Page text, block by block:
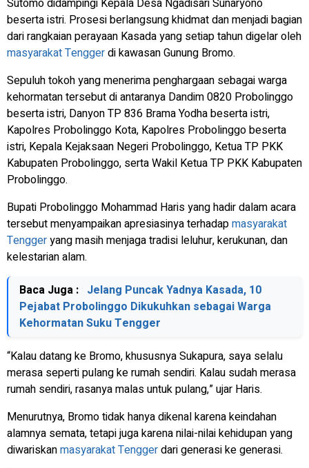
Sutomo didampingi Kepala Desa Ngadisari Sunaryono
beserta istri. Prosesi berlangsung khidmat dan menjadi bagian
dari rangkaian perayaan Kasada yang setiap tahun digelar oleh
masyarakat Tenggerdi kawasan Gunung Bromo.
Sepuluh tokoh yang menerima penghargaan sebagai warga
kehormatan tersebut di antaranya Dandim 0820 Probolinggo
beserta istri, Danyon TP 836 Brama Yodha beserta istri,
Kapolres Probolinggo Kota, Kapolres Probolinggo beserta
istri, Kepala Kejaksaan Negeri Probolinggo, Ketua TP PKK
Kabupaten Probolinggo, serta Wakil Ketua TP PKK Kabupaten
Probolinggo.
Bupati Probolinggo Mohammad Haris yang hadir dalam acara
tersebut menyampaikan apresiasinya terhadapmasyarakat
Tenggeryang masih menjaga tradisi leluhur, kerukunan, dan
kelestarian alam.
Baca Juga : Jelang Puncak Yadnya Kasada, 10
Pejabat Probolinggo Dikukuhkan sebagai Warga
Kehormatan Suku Tengger
“Kalau datang ke Bromo, khususnya Sukapura, saya selalu
merasa seperti pulang ke rumah sendiri. Kalau sudah merasa
rumah sendiri, rasanya malas untuk pulang,” ujar Haris.
Menurutnya, Bromo tidak hanya dikenal karena keindahan
alamnya semata, tetapi juga karena nilai-nilai kehidupan yang
diwariskanmasyarakat Tenggerdari generasi ke generasi.